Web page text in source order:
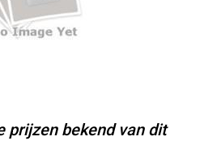
prijzen bekend van dit